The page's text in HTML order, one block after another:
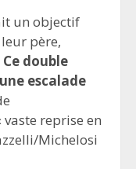
un objectif
père,
Ce double
escalade
reprise en
Michelosi